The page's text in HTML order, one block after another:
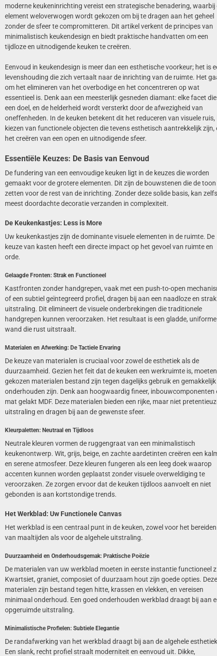
moderne keukeninrichting vereist een strategische benadering, waarbij
element weloverwogen wordt gekozen om bij te dragen aan het geheel
zonder de sfeer te compromitteren. Dit artikel verkent de principes van
minimalistisch keukendesign en biedt praktische handvatten om een
tijdloze en uitnodigende keuken te creëren.
Eenvoud in keukendesign is meer dan een esthetische voorkeur; het is
levenshouding die zich vertaalt naar de inrichting van de ruimte. Het
om het elimineren van het overbodige en het concentreren op wat
essentieel is. Denk aan een meesterlijk gesneden diamant: elke facet
een doel, en de helderheid wordt versterkt door de afwezigheid van
oneffenheden. In de keuken betekent dit het reduceren van visuele ruis,
kiezen van functionele objecten die tevens esthetisch aantrekkelijk zijn,
het creëren van een open en uitnodigende sfeer.
Essentiële Keuzes: De Basis van Eenvoud
De fundering van een eenvoudige keuken ligt in de keuzes die worden
gemaakt voor de grotere elementen. Dit zijn de bouwstenen die de toon
zetten voor de rest van de inrichting. Zonder deze solide basis, kan
meest doordachte decoratie verzanden in complexiteit.
De Keukenkastjes: Less is More
Uw keukenkastjes zijn de dominante visuele elementen in de ruimte. De
keuze van kasten heeft een directe impact op het gevoel van ruimte en
orde.
Gelaagde Fronten: Strak en Functioneel
Kastfronten zonder handgrepen, vaak met een push-to-open
of een subtiel geïntegreerd profiel, dragen bij aan een naadloze en
uitstraling. Dit elimineert de visuele onderbrekingen die traditionele
handgrepen kunnen veroorzaken. Het resultaat is een gladde, uniforme
wand die rust uitstraalt.
Materialen en Afwerking: De Tactiele Ervaring
De keuze van materialen is cruciaal voor zowel de esthetiek als de
duurzaamheid. Gezien het feit dat de keuken een werkruimte is,
gekozen materialen bestand zijn tegen dagelijks gebruik en
onderhouden zijn. Denk aan hoogwaardig fineer, inbouwcomponenten
mat gelakt MDF. Deze materialen bieden een rijke, maar niet
uitstraling en dragen bij aan de gewenste sfeer.
Kleurpaletten: Neutraal en Tijdloos
Neutrale kleuren vormen de ruggengraat van een minimalistisch
keukenontwerp. Wit, grijs, beige, en zachte aardetinten creëren een
en serene atmosfeer. Deze kleuren fungeren als een leeg doek waarop
accenten kunnen worden geplaatst zonder visuele overweldiging te
veroorzaken. Ze zorgen ervoor dat de keuken tijdloos aanvoelt en niet
gebonden is aan kortstondige trends.
Het Werkblad: Uw Functionele Canvas
Het werkblad is een centraal punt in de keuken, zowel voor het bereiden
van maaltijden als voor de algehele uitstraling.
Duurzaamheid en Onderhoudsgemak: Praktische Poëzie
De materialen van uw werkblad moeten in eerste instantie functioneel
Kwartsiet, graniet, composiet of duurzaam hout zijn goede opties. Deze
materialen zijn bestand tegen hitte, krassen en vlekken, en vereisen
minimaal onderhoud. Een goed onderhouden werkblad draagt bij aan
opgeruimde uitstraling.
Minimalistische Profielen: Subtiele Elegantie
De randafwerking van het werkblad draagt bij aan de algehele
Een slank, recht profiel straalt moderniteit en eenvoud uit. Dikke,